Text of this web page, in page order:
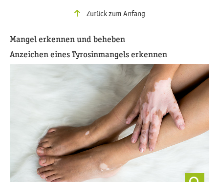
Zurück zum Anfang
Mangel erkennen und beheben
Anzeichen eines Tyrosinmangels erkennen